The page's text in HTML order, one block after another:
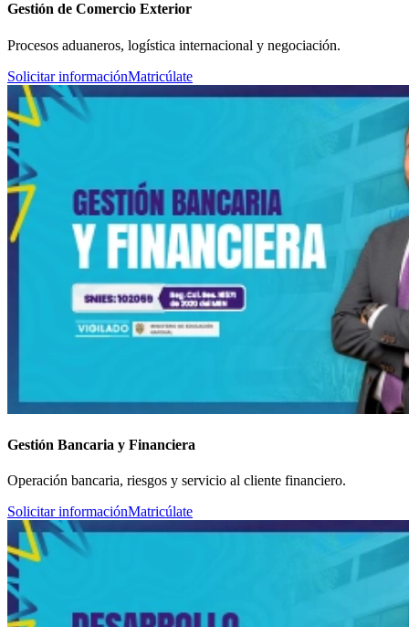
Gestión de Comercio Exterior
Procesos aduaneros, logística internacional y negociación.
Solicitar informaciónMatricúlate
Gestión Bancaria y Financiera
Operación bancaria, riesgos y servicio al cliente financiero.
Solicitar informaciónMatricúlate